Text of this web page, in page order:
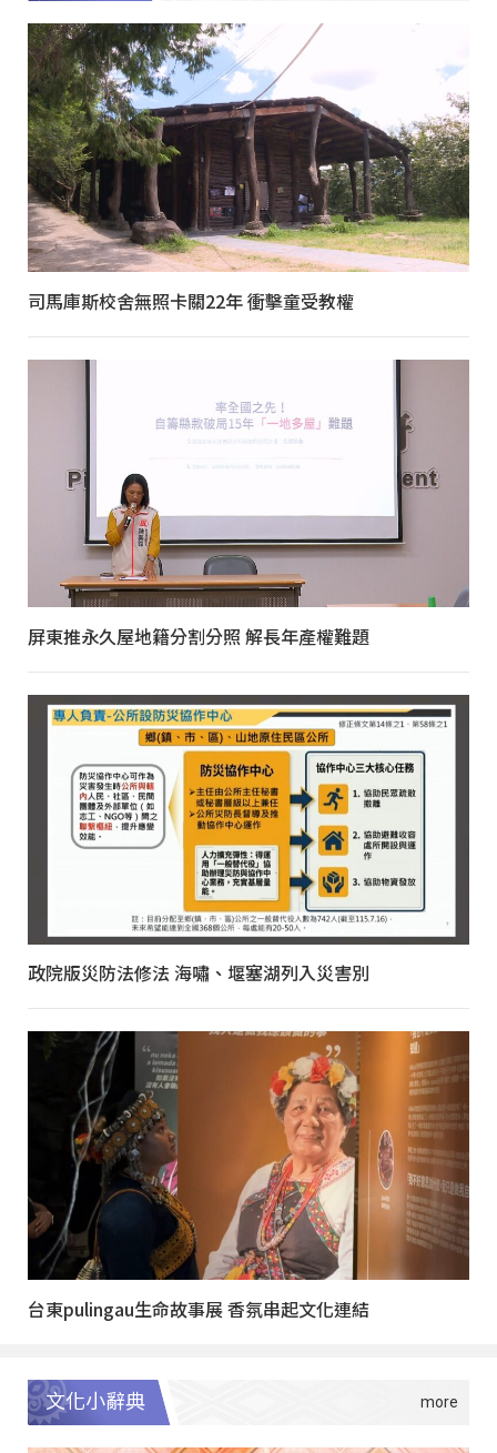
司馬庫斯校舍無照卡關22年 衝擊童受教權
屏東推永久屋地籍分割分照 解長年產權難題
政院版災防法修法 海嘯、堰塞湖列入災害別
台東pulingau生命故事展 香氛串起文化連結
文化小辭典